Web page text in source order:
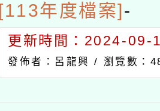
[113年度檔案] -
更新時間：2024-09-
發佈者：呂龍興 / 瀏覽數：